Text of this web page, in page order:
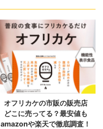
オフリカケの市販の販売店
どこに売ってる？最安値も
amazonや楽天で徹底調査！